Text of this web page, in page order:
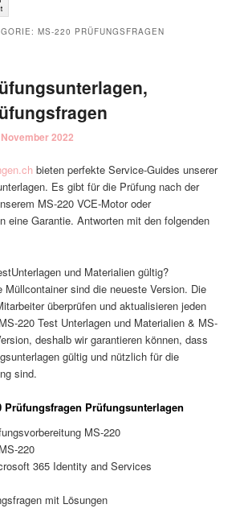
MS-220 PRÜFUNGSFRAGEN
2022
bieten perfekte Service-Guides unserer
Es gibt für die Prüfung nach der
MS-220 VCE-Motor oder
eine Garantie. Antworten mit den folgenden
und Materialien gültig?
Müllcontainer sind die neueste Version. Die
überprüfen und aktualisieren jeden
220 Test Unterlagen und Materialien & MS-
deshalb wir garantieren können, dass
gültig und nützlich für die
sind.
Prüfungsfragen Prüfungsunterlagen
MS-220
220
365 Identity and Services
mit Lösungen